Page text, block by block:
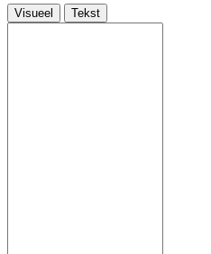
Visueel Tekst